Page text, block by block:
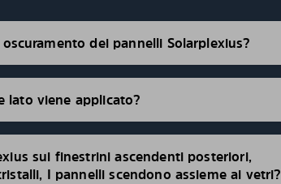
dei pannelli Solarplexius?
lato viene applicato?
sui finestrini ascendenti posteriori,
I pannelli scendono assieme ai vetri?